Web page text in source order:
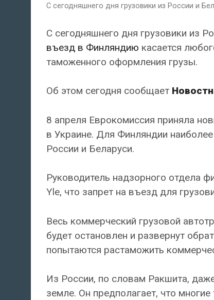
С сегодняшнего дня грузовики из России и
С сегодняшнего дня грузовики из
въезд в Финляндию касается
таможенного оформления грузы.
Об этом сегодня сообщает
8 апреля Еврокомиссия приняла
в Украине. Для Финляндии
России и Беларуси.
Руководитель надзорного отдела
Yle, что запрет на въезд для
Весь коммерческий грузовой
будет остановлен и развернут
попытаются растаможить
Из России, по словам Ракшита,
земле. Он предполагает, что